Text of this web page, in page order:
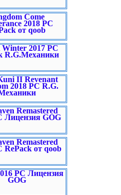
Come
2018 PC
от qoob
2017 PC
R.G.Механики
II Revenant
2018 PC R.G.
Remastered
Лицензия GOG
Remastered
RePack от qoob
PC Лицензия
GOG